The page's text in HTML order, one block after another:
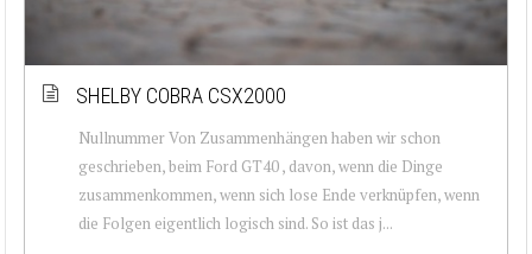
SHELBY COBRA CSX2000
Nullnummer Von Zusammenhängen haben wir schon
geschrieben, beim Ford GT40 , davon, wenn die Dinge
zusammenkommen, wenn sich lose Ende verknüpfen, wenn
die Folgen eigentlich logisch sind. So ist das j...